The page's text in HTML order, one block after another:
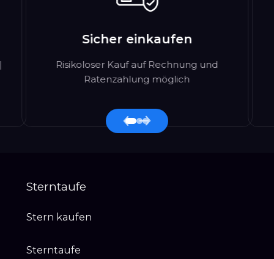
Sicher einkaufen
Risikoloser Kauf auf Rechnung und
Ratenzahlung möglich
Sterntaufe
Stern kaufen
Sterntaufe